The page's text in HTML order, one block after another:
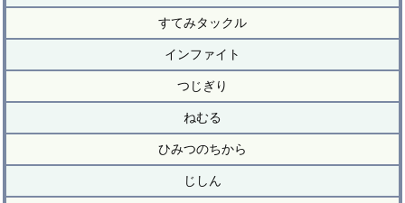
すてみタックル
インファイト
つじぎり
ねむる
ひみつのちから
じしん